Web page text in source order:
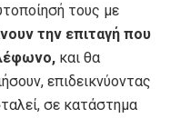
τους με
την επιταγή που
και θα
επιδεικνύοντας
σε κατάστημα